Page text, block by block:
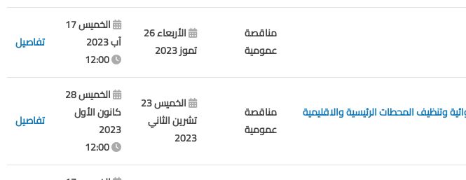
مناقصة
عمومية
الأربعاء 26
تموز 2023
الخميس 17
آب 2023
12:00
تفاصيل
وتنظيف المحطات الرئيسية والاقليمية
مناقصة
عمومية
الخميس 23
تشرين الثاني
2023
الخميس 28
كانون الأول
2023
12:00
تفاصيل